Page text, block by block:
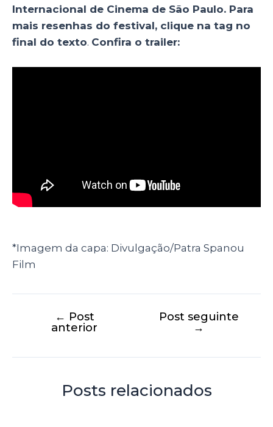
Internacional de Cinema de São Paulo. Para
mais resenhas do festival, clique na tag no
final do texto. Confira o trailer:
*Imagem da capa: Divulgação/Patra Spanou
Film
← Post
anterior
Post seguinte
→
Posts relacionados